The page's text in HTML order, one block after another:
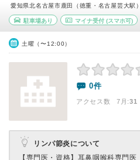
愛知県北名古屋市鹿田（徳重・名古屋芸大駅）
駐車場あり マイナ受付(スマホ可)
土曜（〜12:00）
0件
アクセス数 7月:31
リンパ節炎について
【専門医・資格】 耳鼻咽喉科専門医